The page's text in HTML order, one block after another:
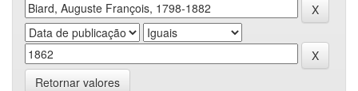
Retornar valores